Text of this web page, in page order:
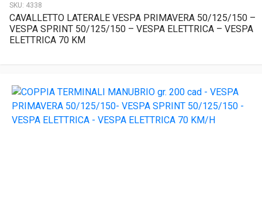
SKU: 4338
CAVALLETTO LATERALE VESPA PRIMAVERA 50/125/150 –
VESPA SPRINT 50/125/150 – VESPA ELETTRICA – VESPA
ELETTRICA 70 KM